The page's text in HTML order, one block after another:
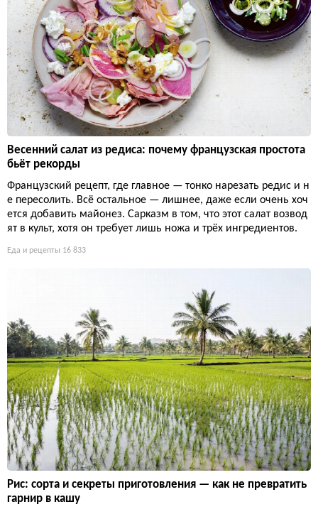
Весенний салат из редиса: почему французская простота
бьёт рекорды
Французский рецепт, где главное — тонко нарезать редис и н
е пересолить. Всё остальное — лишнее, даже если очень хоч
ется добавить майонез. Сарказм в том, что этот салат возвод
ят в культ, хотя он требует лишь ножа и трёх ингредиентов.
Еда и рецепты 16 833
Рис: сорта и секреты приготовления — как не превратить
гарнир в кашу